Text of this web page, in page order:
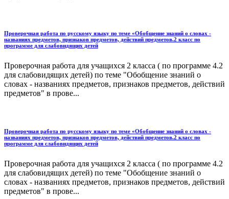
Проверочная работа по русскому языку по теме «Обобщение знаний о словах -
названиях предметов, признаков предметов, действий предметов.2 класс по
программе для слабовидящих детей
Проверочная работа для учащихся 2 класса ( по программе 4.2
для слабовидящих детей) по теме "Обобщение знаний о
словах - названиях предметов, признаков предметов, действий
предметов" в прове...
Проверочная работа по русскому языку по теме «Обобщение знаний о словах -
названиях предметов, признаков предметов, действий предметов.2 класс по
программе для слабовидящих детей
Проверочная работа для учащихся 2 класса ( по программе 4.2
для слабовидящих детей) по теме "Обобщение знаний о
словах - названиях предметов, признаков предметов, действий
предметов" в прове...